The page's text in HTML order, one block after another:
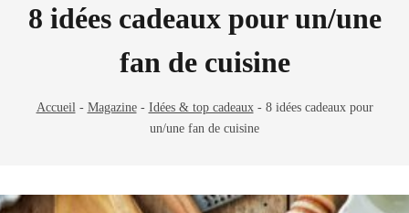
8 idées cadeaux pour un/une
fan de cuisine
Accueil - Magazine- Idées & top cadeaux- 8 idées cadeaux pour
un/une fan de cuisine